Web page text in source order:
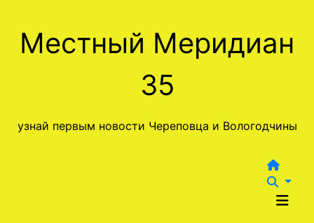
содержимому
Местный Меридиан
35
узнай первым новости Череповца и Вологодчины